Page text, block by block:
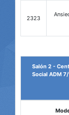
2323
Salón 2 -
Social ADM